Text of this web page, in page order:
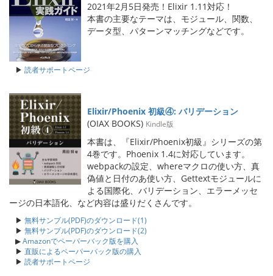
2021年2月5日発売！Elixir 1.11対応！
本書の主要なテーマは、モジュール、関数、
データ型、パターンマッチングなどです。
▶ 読者サポートページ
Elixir/Phoenix 初級④: バリデーション
(OIAX BOOKS) Kindle版
本書は、『Elixir/Phoenix初級』シリーズの第
4巻です。Phoenix 1.4に対応しています。
webpackの設定、whereマクロの使い方、真
偽値と日付のあ使い方、Gettextモジュールに
よる国際化、バリデーション、エラーメッセ
ージの日本語化、など内容は盛りだくさんです。
▶ 無料サンプル(PDF)のダウンロード(1)
▶ 無料サンプル(PDF)のダウンロード(2)
▶Amazonでペーパーバック版を購入
▶ 直販によるペーパーバック版の購入
▶ 読者サポートページ